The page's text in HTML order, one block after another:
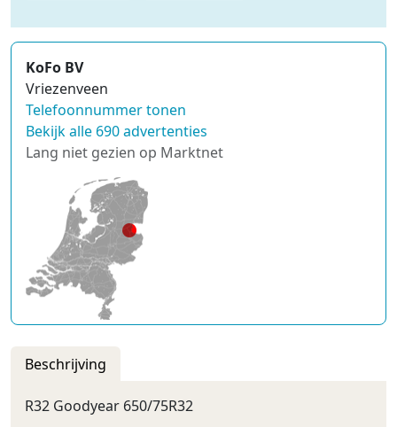
KoFo BV
Vriezenveen
Telefoonnummer tonen
Bekijk alle 690 advertenties
Lang niet gezien op Marktnet
Beschrijving
R32 Goodyear 650/75R32